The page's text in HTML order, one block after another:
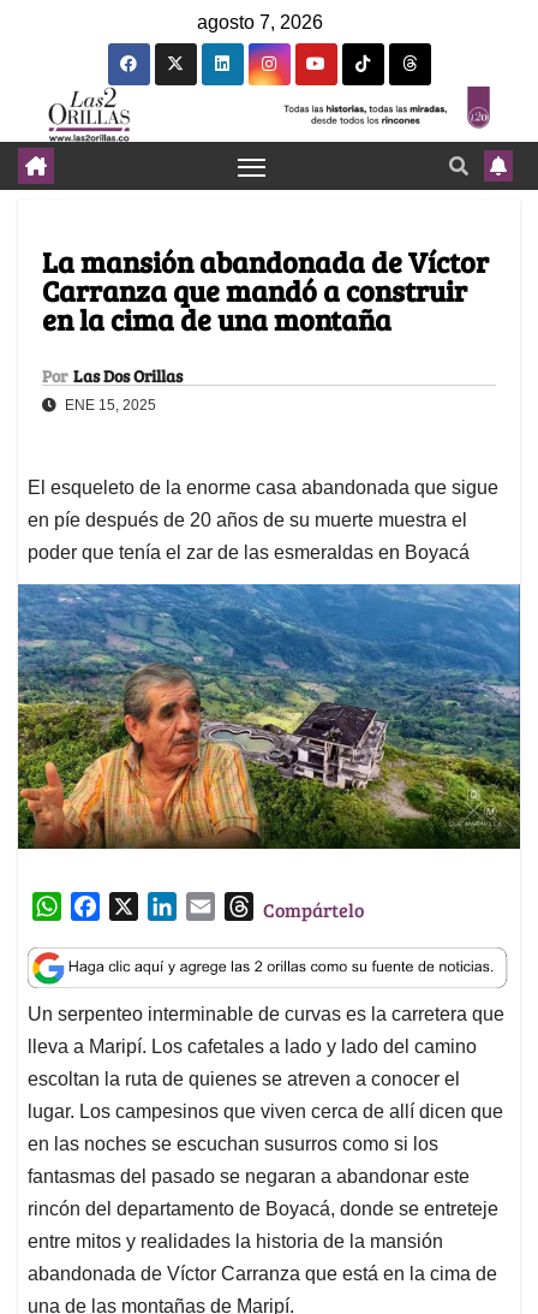
agosto 7, 2026
La mansión abandonada de Víctor
Carranza que mandó a construir
en la cima de una montaña
Por Las Dos Orillas
ENE 15, 2025
El esqueleto de la enorme casa abandonada que sigue
en píe después de 20 años de su muerte muestra el
poder que tenía el zar de las esmeraldas en Boyacá
W
a
t
s
A
p
p
c
e
b
o
o
k
n
k
e
d
I
n
a
i
l
T
r
e
a
d
s
Compártelo
Un serpenteo interminable de curvas es la carretera que
lleva a Maripí. Los cafetales a lado y lado del camino
escoltan la ruta de quienes se atreven a conocer el
lugar. Los campesinos que viven cerca de allí dicen que
en las noches se escuchan susurros como si los
fantasmas del pasado se negaran a abandonar este
rincón del departamento de Boyacá, donde se entreteje
entre mitos y realidades la historia de la mansión
abandonada de Víctor Carranza que está en la cima de
una de las montañas de Maripí.